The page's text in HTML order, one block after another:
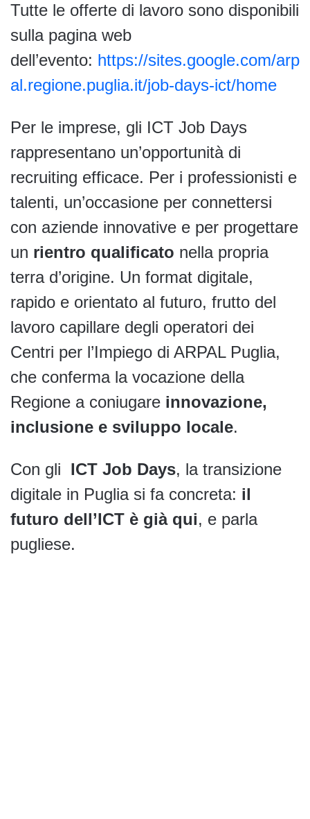
Tutte le offerte di lavoro sono disponibili
sulla pagina web
dell’evento: https://sites.google.com/arp
al.regione.puglia.it/job-days-ict/home
Per le imprese, gli ICT Job Days
rappresentano un’opportunità di
recruiting efficace. Per i professionisti e
talenti, un’occasione per connettersi
con aziende innovative e per progettare
un rientro qualificato nella propria
terra d’origine. Un format digitale,
rapido e orientato al futuro, frutto del
lavoro capillare degli operatori dei
Centri per l’Impiego di ARPAL Puglia,
che conferma la vocazione della
Regione a coniugare innovazione,
inclusione e sviluppo locale.
Con gli ICT Job Days, la transizione
digitale in Puglia si fa concreta: il
futuro dell’ICT è già qui, e parla
pugliese.